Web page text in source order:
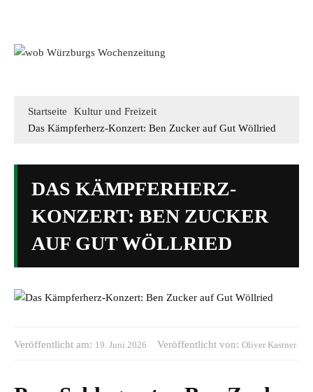
Startseite
Kultur und Freizeit
Das Kämpferherz-Konzert: Ben Zucker auf Gut Wöllried
DAS KÄMPFERHERZ-
KONZERT: BEN ZUCKER
AUF GUT WÖLLRIED
Veröffentlicht am: 19. Juni 2026 Veröffentlicht von: Oliver Kastner